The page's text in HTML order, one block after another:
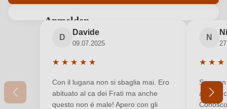
Anmelden
Bewertungen können nur von angemeldeten
Benutzern abgegeben werden. Bitte loggen Sie sich
Neuer Kunde?Neuer Kunde?
D
Davide
09.07.2025
★ ★ ★ ★ ★
Con il lugana non si sbaglia mai. Ero
abituato al ca dei Frati ma anche
questo non é male! Apero con gli
N
★ ★ ★
Sono
ama